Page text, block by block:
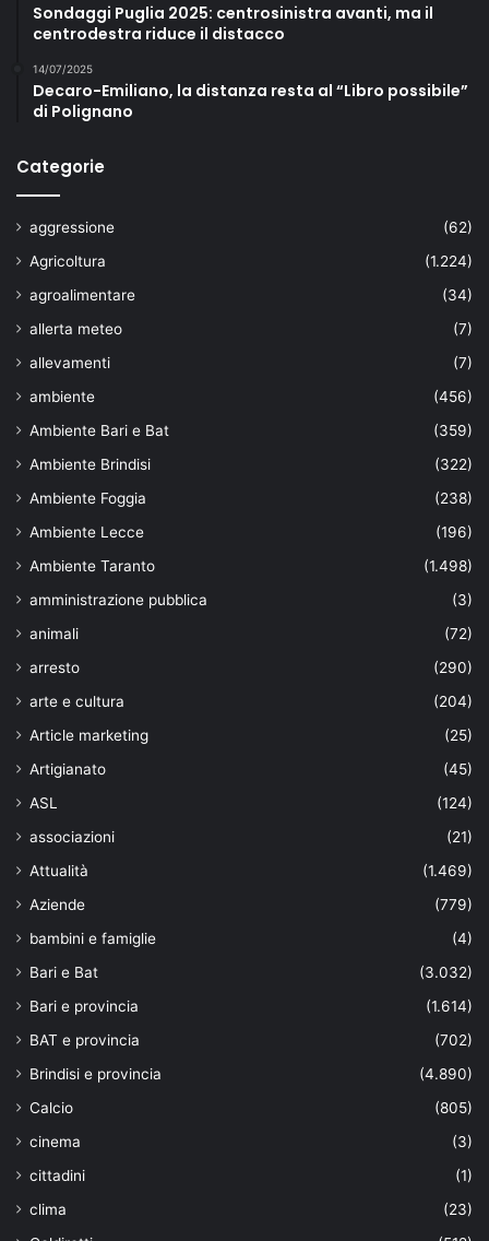
Sondaggi Puglia 2025: centrosinistra avanti, ma il
centrodestra riduce il distacco
14/07/2025
Decaro-Emiliano, la distanza resta al “Libro possibile”
di Polignano
Categorie
aggressione
(62)
Agricoltura
(1.224)
agroalimentare
(34)
allerta meteo
(7)
allevamenti
(7)
ambiente
(456)
Ambiente Bari e Bat
(359)
Ambiente Brindisi
(322)
Ambiente Foggia
(238)
Ambiente Lecce
(196)
Ambiente Taranto
(1.498)
amministrazione pubblica
(3)
animali
(72)
arresto
(290)
arte e cultura
(204)
Article marketing
(25)
Artigianato
(45)
ASL
(124)
associazioni
(21)
Attualità
(1.469)
Aziende
(779)
bambini e famiglie
(4)
Bari e Bat
(3.032)
Bari e provincia
(1.614)
BAT e provincia
(702)
Brindisi e provincia
(4.890)
Calcio
(805)
cinema
(3)
cittadini
(1)
clima
(23)